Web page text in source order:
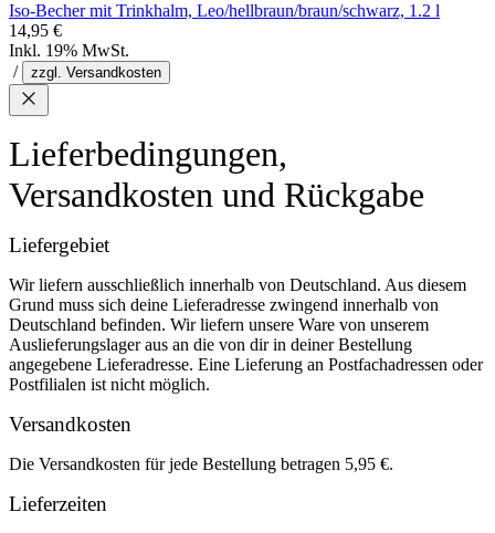
Iso-Becher mit Trinkhalm, Leo/hellbraun/braun/schwarz, 1.2 l
14,95 €
Inkl. 19% MwSt.
/
zzgl. Versandkosten
Lieferbedingungen,
Versandkosten und Rückgabe
Liefergebiet
Wir liefern ausschließlich innerhalb von Deutschland. Aus diesem
Grund muss sich deine Lieferadresse zwingend innerhalb von
Deutschland befinden. Wir liefern unsere Ware von unserem
Auslieferungslager aus an die von dir in deiner Bestellung
angegebene Lieferadresse. Eine Lieferung an Postfachadressen oder
Postfilialen ist nicht möglich.
Versandkosten
Die Versandkosten für jede Bestellung betragen 5,95 €.
Lieferzeiten